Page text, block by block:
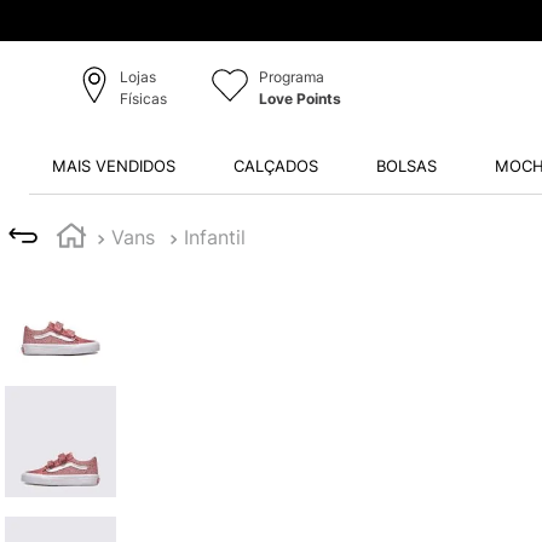
Lojas
Físicas
Programa
Love Points
MAIS VENDIDOS CALÇADOS BOLSAS
Vans Infantil